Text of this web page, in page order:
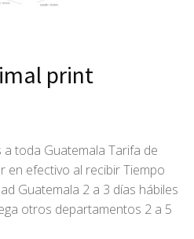
print
a toda Guatemala Tarifa de
en efectivo al recibir Tiempo
Guatemala 2 a 3 días hábiles
otros departamentos 2 a 5